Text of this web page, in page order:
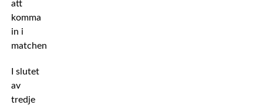
att
komma
in i
matchen.
I slutet
av
tredje